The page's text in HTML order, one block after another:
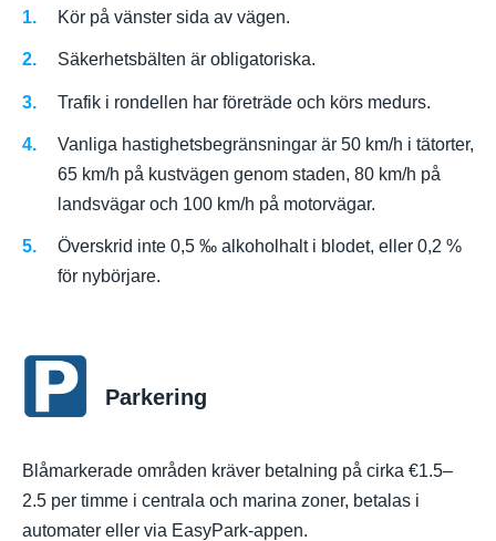
Kör på vänster sida av vägen.
Säkerhetsbälten är obligatoriska.
Trafik i rondellen har företräde och körs medurs.
Vanliga hastighetsbegränsningar är 50 km/h i tätorter,
65 km/h på kustvägen genom staden, 80 km/h på
landsvägar och 100 km/h på motorvägar.
Överskrid inte 0,5 ‰ alkoholhalt i blodet, eller 0,2 %
för nybörjare.
Parkering
Blåmarkerade områden kräver betalning på cirka €1.5–
2.5 per timme i centrala och marina zoner, betalas i
automater eller via EasyPark-appen.